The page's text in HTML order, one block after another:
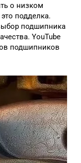
о низком
подделка.
подшипника
YouTube
подшипников